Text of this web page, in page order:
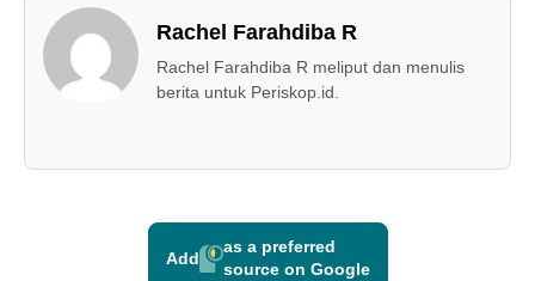
Rachel Farahdiba R
Rachel Farahdiba R meliput dan menulis
berita untuk Periskop.id.
Add
as a preferred
source on Google